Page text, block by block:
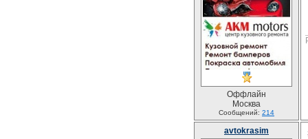
Оффлайн
Москва
Сообщений: 214
avtokrasim